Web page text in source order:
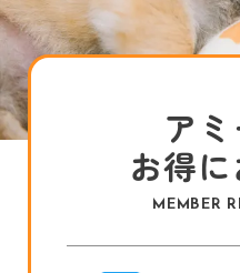
ア
お得
MEMBER